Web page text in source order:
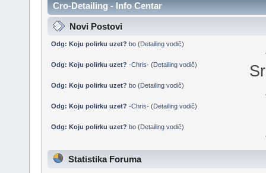
Cro-Detailing - Info Centar
Novi Postovi
Odg: Koju polirku uzet? bo(Detailing vodič)
Odg: Koju polirku uzet? -Chris-(Detailing vodič)
Odg: Koju polirku uzet? bo(Detailing vodič)
Odg: Koju polirku uzet? -Chris-(Detailing vodič)
Odg: Koju polirku uzet? bo(Detailing vodič)
Statistika Foruma